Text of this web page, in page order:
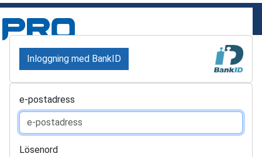
Inloggning med BankID
e-postadress
Lösenord